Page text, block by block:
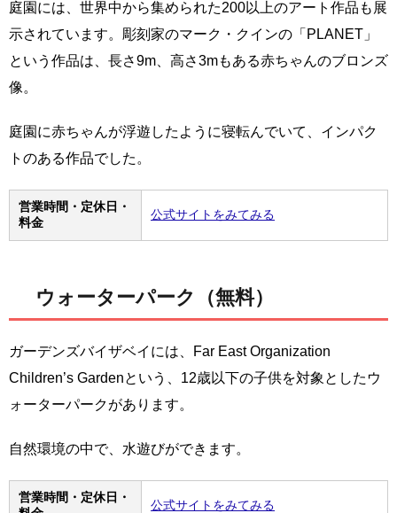
庭園には、世界中から集められた200以上のアート作品も展
示されています。彫刻家のマーク・クインの「PLANET」
という作品は、長さ9m、高さ3mもある赤ちゃんのブロンズ
像。
庭園に赤ちゃんが浮遊したように寝転んでいて、インパク
トのある作品でした。
営業時間・定休日・
料金
公式サイトをみてみる
ウォーターパーク（無料）
ガーデンズバイザベイには、Far East Organization
Children’s Gardenという、12歳以下の子供を対象としたウ
ォーターパークがあります。
自然環境の中で、水遊びができます。
営業時間・定休日・
公式サイトをみてみる